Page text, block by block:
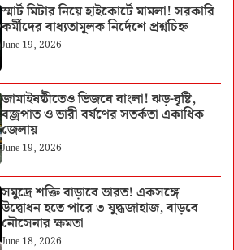
স্মার্ট মিটার নিয়ে হাইকোর্টে মামলা! সরকারি
কর্মীদের বাধ্যতামূলক নির্দেশে প্রশ্নচিহ্ন
June 19, 2026
জামাইষষ্ঠীতেও ভিজবে বাংলা! ঝড়-বৃষ্টি,
বজ্রপাত ও ভারী বর্ষণের সতর্কতা একাধিক
জেলায়
June 19, 2026
সমুদ্রে শক্তি বাড়াবে ভারত! একসঙ্গে
উদ্বোধন হতে পারে ৩ যুদ্ধজাহাজ, বাড়বে
নৌসেনার ক্ষমতা
June 18, 2026